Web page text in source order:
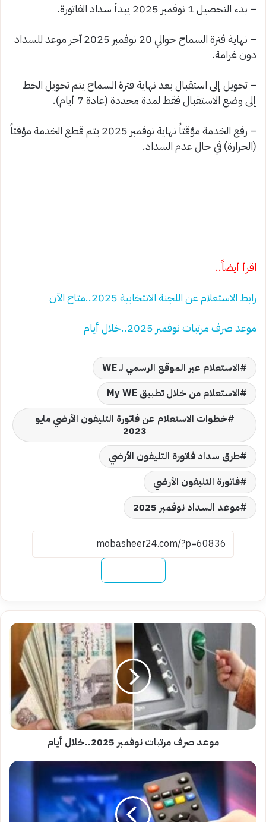
– بدء التحصيل 1 نوفمبر 2025 يبدأ سداد الفاتورة.
– نهاية فترة السماح حوالي 20 نوفمبر 2025 آخر موعد للسداد
دون غرامة.
– تحويل إلى استقبال بعد نهاية فترة السماح يتم تحويل الخط
إلى وضع الاستقبال فقط لمدة محددة (عادة 7 أيام).
– رفع الخدمة مؤقتاً نهاية نوفمبر 2025 يتم قطع الخدمة مؤقتاً
(الحرارة) في حال عدم السداد.
اقرأ أيضاً..
رابط الاستعلام عن اللجنة الانتخابية 2025..متاح الآن
موعد صرف مرتبات نوفمبر 2025..خلال أيام
الاستعلام عبر الموقع الرسمي لـ WE
الاستعلام من خلال تطبيق My WE
خطوات الاستعلام عن فاتورة التليفون الأرضي مايو
2023
طرق سداد فاتورة التليفون الأرضي
فاتورة التليفون الأرضي
موعد السداد نوفمبر 2025
موعد
مرتبات
نوفمبر
2025..خلال
أيام
موعد صرف مرتبات نوفمبر 2025..خلال أيام
تردد
نايل
سات
الشامل
2025..اضبط